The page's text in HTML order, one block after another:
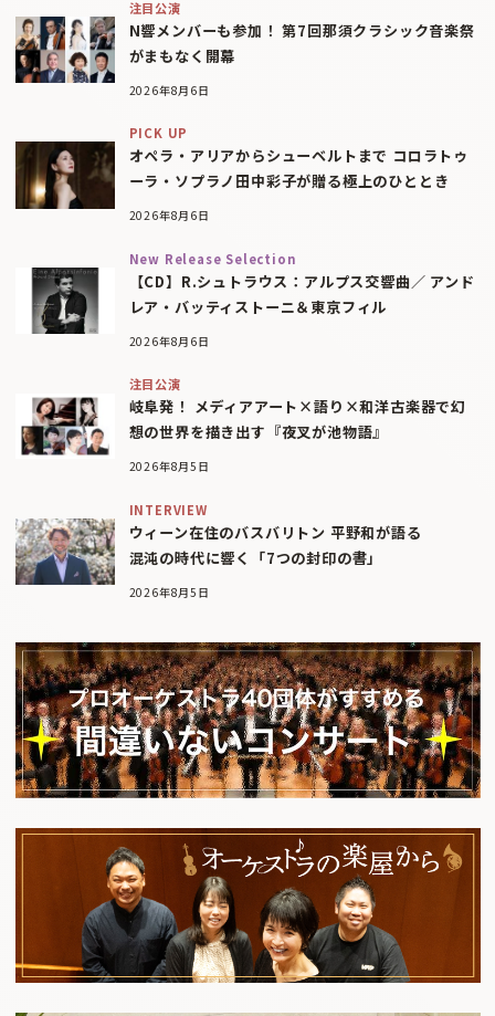
注目公演
N響メンバーも参加！ 第7回那須クラシック音楽祭
がまもなく開幕
2026年8月6日
PICK UP
オペラ・アリアからシューベルトまで コロラトゥ
ーラ・ソプラノ田中彩子が贈る極上のひととき
2026年8月6日
New Release Selection
【CD】R.シュトラウス：アルプス交響曲／ アンド
レア・バッティストーニ＆東京フィル
2026年8月6日
注目公演
岐阜発！ メディアアート×語り×和洋古楽器で幻
想の世界を描き出す『夜叉が池物語』
2026年8月5日
INTERVIEW
ウィーン在住のバスバリトン 平野和が語る
混沌の時代に響く「7つの封印の書」
2026年8月5日